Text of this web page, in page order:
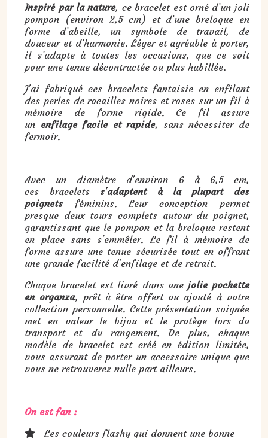
Inspiré par la nature, ce bracelet est orné d’un joli
pompon (environ 2,5 cm) et d’une breloque en
forme d’abeille, un symbole de travail, de
douceur et d’harmonie. Léger et agréable à porter,
il s’adapte à toutes les occasions, que ce soit
pour une tenue décontractée ou plus habillée.
J'ai fabriqué ces bracelets fantaisie en enfilant
des perles de rocailles noires et roses sur un fil à
mémoire de forme rigide. Ce fil assure
un enfilage facile et rapide, sans nécessiter de
fermoir.
Avec un diamètre d'environ 6 à 6,5 cm,
ces bracelets s'adaptent à la plupart des
poignets féminins. Leur conception permet
presque deux tours complets autour du poignet,
garantissant que le pompon et la breloque restent
en place sans s'emmêler. Le fil à mémoire de
forme assure une tenue sécurisée tout en offrant
une grande facilité d'enfilage et de retrait.
Chaque bracelet est livré dans une jolie pochette
en organza, prêt à être offert ou ajouté à votre
collection personnelle. Cette présentation soignée
met en valeur le bijou et le protège lors du
transport et du rangement. De plus, chaque
modèle de bracelet est créé en édition limitée,
vous assurant de porter un accessoire unique que
vous ne retrouverez nulle part ailleurs.
On est fan :
 Les couleurs flashy qui donnent une bonne